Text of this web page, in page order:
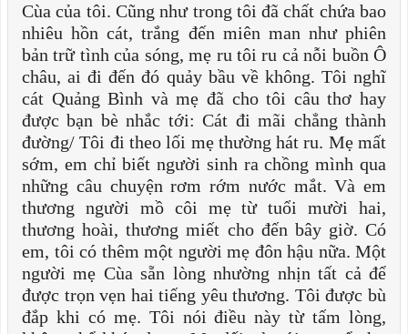
Cùa của tôi. Cũng như trong tôi đã chất chứa bao
nhiêu hồn cát, trắng đến miên man như phiên
bản trữ tình của sóng, mẹ ru tôi ru cả nỗi buồn Ô
châu, ai đi đến đó quảy bầu về không. Tôi nghĩ
cát Quảng Bình và mẹ đã cho tôi câu thơ hay
được bạn bè nhắc tới: Cát đi mãi chẳng thành
đường/ Tôi đi theo lối mẹ thường hát ru. Mẹ mất
sớm, em chỉ biết người sinh ra chồng mình qua
những câu chuyện rơm rớm nước mắt. Và em
thương người mồ côi mẹ từ tuổi mười hai,
thương hoài, thương miết cho đến bây giờ. Có
em, tôi có thêm một người mẹ đôn hậu nữa. Một
người mẹ Cùa sẵn lòng nhường nhịn tất cả để
được trọn vẹn hai tiếng yêu thương. Tôi được bù
đắp khi có mẹ. Tôi nói điều này từ tấm lòng,